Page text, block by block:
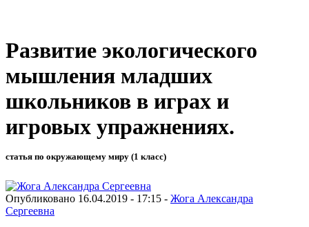
Развитие экологического
мышления младших
школьников в играх и
игровых упражнениях.
статья по окружающему миру (1 класс)
Опубликовано 16.04.2019 - 17:15 - Жога Александра
Сергеевна